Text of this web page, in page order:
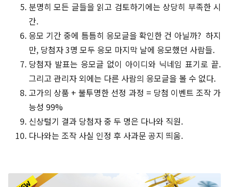
분명히 모든 글들을 읽고 검토하기에는 상당히 부족한 시
간.
응모 기간 중에 틈틈히 응모글을 확인한 건 아닐까? 하지
만, 당첨자 3명 모두 응모 마지막 날에 응모했던 사람들.
당첨자 발표는 응모글 없이 아이디와 닉네임 표기로 끝.
그리고 관리자 외에는 다른 사람의 응모글을 볼 수 없다.
고가의 상품 + 불투명한 선정 과정 = 당첨 이벤트 조작 가
능성 99%
신상털기 결과 당첨자 중 두 명은 다나와 직원.
다나와는 조작 사실 인정 후 사과문 공지 띄움.